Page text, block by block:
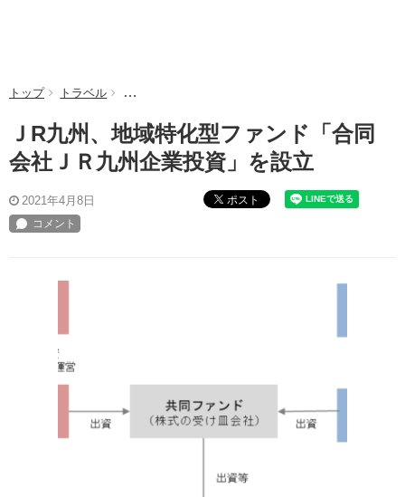
トップ トラベル ＪR九州、地域特化型ファンド「合同会社ＪＲ九州
ＪR九州、地域特化型ファンド「合同
会社ＪＲ九州企業投資」を設立
2021年4月8日 ポスト